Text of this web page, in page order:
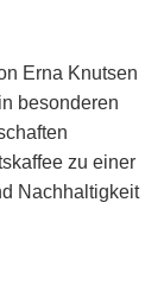
Erna Knutsen
besonderen
zu einer
Nachhaltigkeit